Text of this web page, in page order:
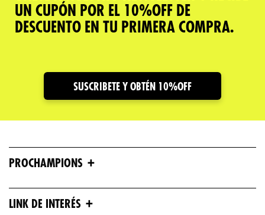
★★★★★
Dirección de email
UN CUPÓN POR EL 10%OFF DE
DESCUENTO EN TU PRIMERA COMPRA.
SUSCRIBETE Y OBTÉN 10%OFF
PROCHAMPIONS +
LINK DE INTERÉS +